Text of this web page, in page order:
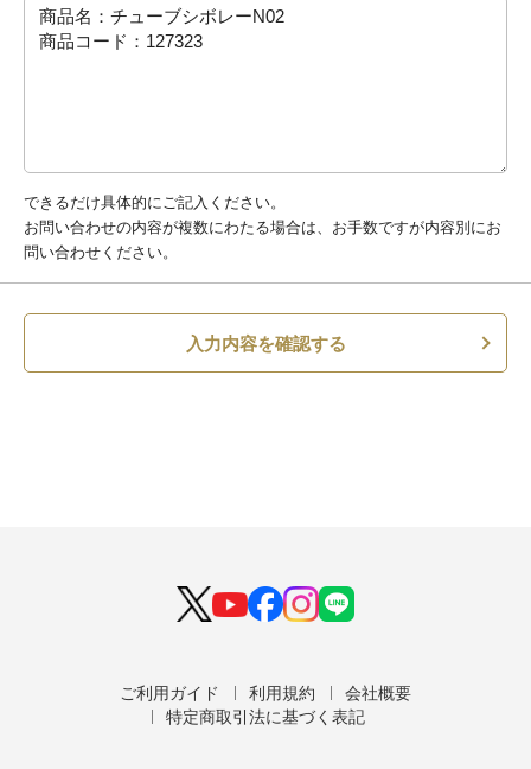
できるだけ具体的にご記入ください。
お問い合わせの内容が複数にわたる場合は、お手数ですが内容別にお
問い合わせください。
入力内容を確認する
ご利用ガイド 利用規約
会社概要
特定商取引法に基づく表記